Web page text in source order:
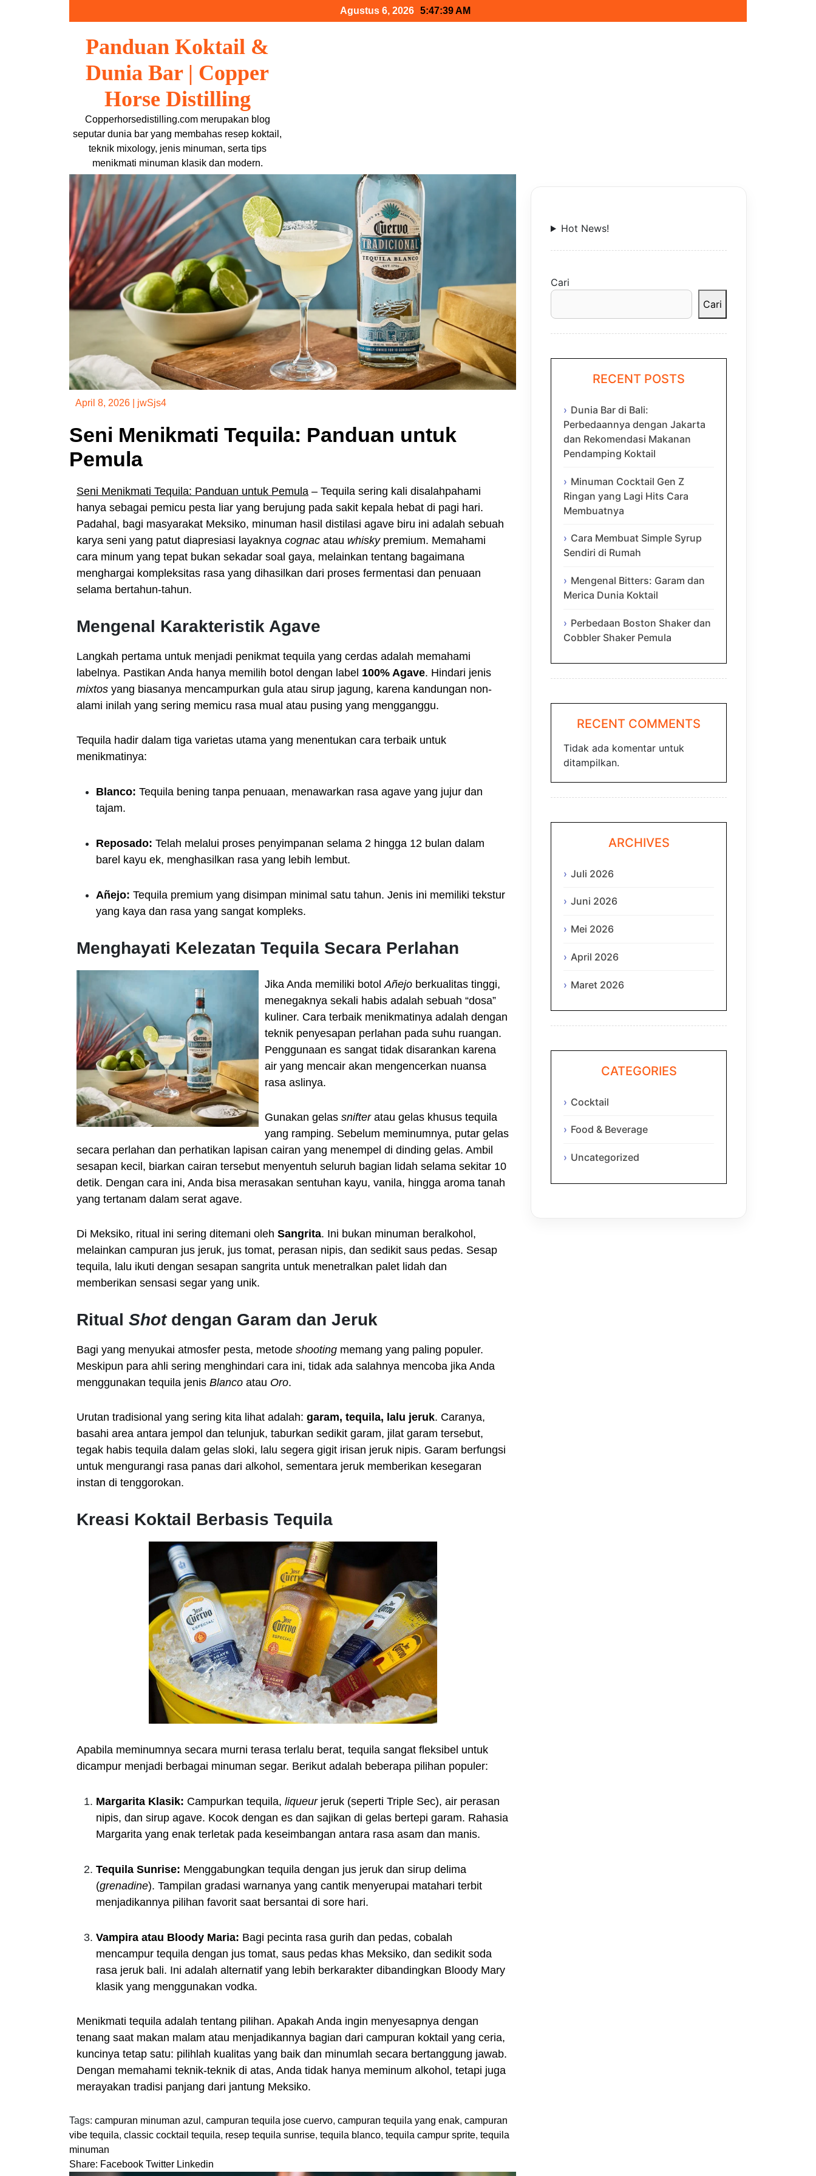
Agustus 6, 2026 5:47:41 AM
Panduan Koktail &
Dunia Bar | Copper
Horse Distilling
Copperhorsedistilling.com merupakan blog
seputar dunia bar yang membahas resep koktail,
teknik mixology, jenis minuman, serta tips
menikmati minuman klasik dan modern.
April 8, 2026 jwSjs4
Seni Menikmati Tequila: Panduan untuk
Pemula
Seni Menikmati Tequila: Panduan untuk Pemula – Tequila sering kali disalahpahami
hanya sebagai pemicu pesta liar yang berujung pada sakit kepala hebat di pagi hari.
Padahal, bagi masyarakat Meksiko, minuman hasil distilasi agave biru ini adalah sebuah
karya seni yang patut diapresiasi layaknya cognac atau whiskypremium. Memahami
cara minum yang tepat bukan sekadar soal gaya, melainkan tentang bagaimana
menghargai kompleksitas rasa yang dihasilkan dari proses fermentasi dan penuaan
selama bertahun-tahun.
Mengenal Karakteristik Agave
Langkah pertama untuk menjadi penikmat tequila yang cerdas adalah memahami
labelnya. Pastikan Anda hanya memilih botol dengan label 100% Agave. Hindari jenis
mixtos yang biasanya mencampurkan gula atau sirup jagung, karena kandungan non-
alami inilah yang sering memicu rasa mual atau pusing yang mengganggu.
Tequila hadir dalam tiga varietas utama yang menentukan cara terbaik untuk
menikmatinya:
Blanco: Tequila bening tanpa penuaan, menawarkan rasa agave yang jujur dan
tajam.
Reposado: Telah melalui proses penyimpanan selama 2 hingga 12 bulan dalam
barel kayu ek, menghasilkan rasa yang lebih lembut.
Añejo: Tequila premium yang disimpan minimal satu tahun. Jenis ini memiliki tekstur
yang kaya dan rasa yang sangat kompleks.
Menghayati Kelezatan Tequila Secara Perlahan
Jika Anda memiliki botolAñejo berkualitas tinggi,
menegaknya sekali habis adalah sebuah “dosa”
kuliner. Cara terbaik menikmatinya adalah dengan
teknik penyesapan perlahan pada suhu ruangan.
Penggunaan es sangat tidak disarankan karena
air yang mencair akan mengencerkan nuansa
rasa aslinya.
Gunakan gelas snifteratau gelas khusus tequila
yang ramping. Sebelum meminumnya, putar gelas
secara perlahan dan perhatikan lapisan cairan yang menempel di dinding gelas. Ambil
sesapan kecil, biarkan cairan tersebut menyentuh seluruh bagian lidah selama sekitar 10
detik. Dengan cara ini, Anda bisa merasakan sentuhan kayu, vanila, hingga aroma tanah
yang tertanam dalam serat agave.
Di Meksiko, ritual ini sering ditemani oleh Sangrita. Ini bukan minuman beralkohol,
melainkan campuran jus jeruk, jus tomat, perasan nipis, dan sedikit saus pedas. Sesap
tequila, lalu ikuti dengan sesapan sangrita untuk menetralkan palet lidah dan
memberikan sensasi segar yang unik.
Ritual Shotdengan Garam dan Jeruk
Bagi yang menyukai atmosfer pesta, metode shooting memang yang paling populer.
Meskipun para ahli sering menghindari cara ini, tidak ada salahnya mencoba jika Anda
menggunakan tequila jenis Blanco atau Oro.
Urutan tradisional yang sering kita lihat adalah: garam, tequila, lalu jeruk. Caranya,
basahi area antara jempol dan telunjuk, taburkan sedikit garam, jilat garam tersebut,
tegak habis tequila dalam gelas sloki, lalu segera gigit irisan jeruk nipis. Garam berfungsi
untuk mengurangi rasa panas dari alkohol, sementara jeruk memberikan kesegaran
instan di tenggorokan.
Kreasi Koktail Berbasis Tequila
Apabila meminumnya secara murni terasa terlalu berat, tequila sangat fleksibel untuk
dicampur menjadi berbagai minuman segar. Berikut adalah beberapa pilihan populer:
Margarita Klasik: Campurkan tequila, liqueurjeruk (seperti Triple Sec), air perasan
nipis, dan sirup agave. Kocok dengan es dan sajikan di gelas bertepi garam. Rahasia
Margarita yang enak terletak pada keseimbangan antara rasa asam dan manis.
Tequila Sunrise: Menggabungkan tequila dengan jus jeruk dan sirup delima
(grenadine). Tampilan gradasi warnanya yang cantik menyerupai matahari terbit
menjadikannya pilihan favorit saat bersantai di sore hari.
Vampira atau Bloody Maria: Bagi pecinta rasa gurih dan pedas, cobalah
mencampur tequila dengan jus tomat, saus pedas khas Meksiko, dan sedikit soda
rasa jeruk bali. Ini adalah alternatif yang lebih berkarakter dibandingkan Bloody Mary
klasik yang menggunakan vodka.
Menikmati tequila adalah tentang pilihan. Apakah Anda ingin menyesapnya dengan
tenang saat makan malam atau menjadikannya bagian dari campuran koktail yang ceria,
kuncinya tetap satu: pilihlah kualitas yang baik dan minumlah secara bertanggung jawab.
Dengan memahami teknik-teknik di atas, Anda tidak hanya meminum alkohol, tetapi juga
merayakan tradisi panjang dari jantung Meksiko.
Tags: campuran minuman azul , campuran tequila jose cuervo, campuran tequila yang enak, campuran
vibe tequila, classic cocktail tequila, resep tequila sunrise, tequila blanco, tequila campur sprite, tequila
minuman
Share: Facebook Twitter Linkedin
Hot News!
Cari
Cari
RECENT POSTS
Dunia Bar di Bali:
Perbedaannya dengan Jakarta
dan Rekomendasi Makanan
Pendamping Koktail
Minuman Cocktail Gen Z
Ringan yang Lagi Hits Cara
Membuatnya
Cara Membuat Simple Syrup
Sendiri di Rumah
Mengenal Bitters: Garam dan
Merica Dunia Koktail
Perbedaan Boston Shaker dan
Cobbler Shaker Pemula
RECENT COMMENTS
Tidak ada komentar untuk
ditampilkan.
ARCHIVES
Juli 2026
Juni 2026
Mei 2026
April 2026
Maret 2026
CATEGORIES
Cocktail
Food & Beverage
Uncategorized